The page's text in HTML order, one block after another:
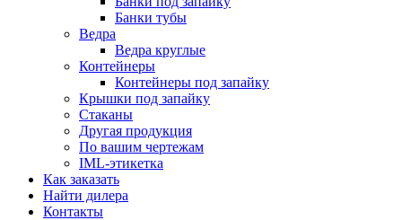
Банки тубы
Ведра
Ведра круглые
Контейнеры
Контейнеры под запайку
Крышки под запайку
Стаканы
Другая продукция
По вашим чертежам
IML-этикетка
Как заказать
Найти дилера
Контакты